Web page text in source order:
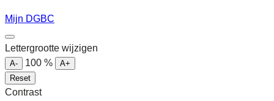
Mijn DGBC
Lettergrootte wijzigen
A- 100 %
A+
Reset
Contrast